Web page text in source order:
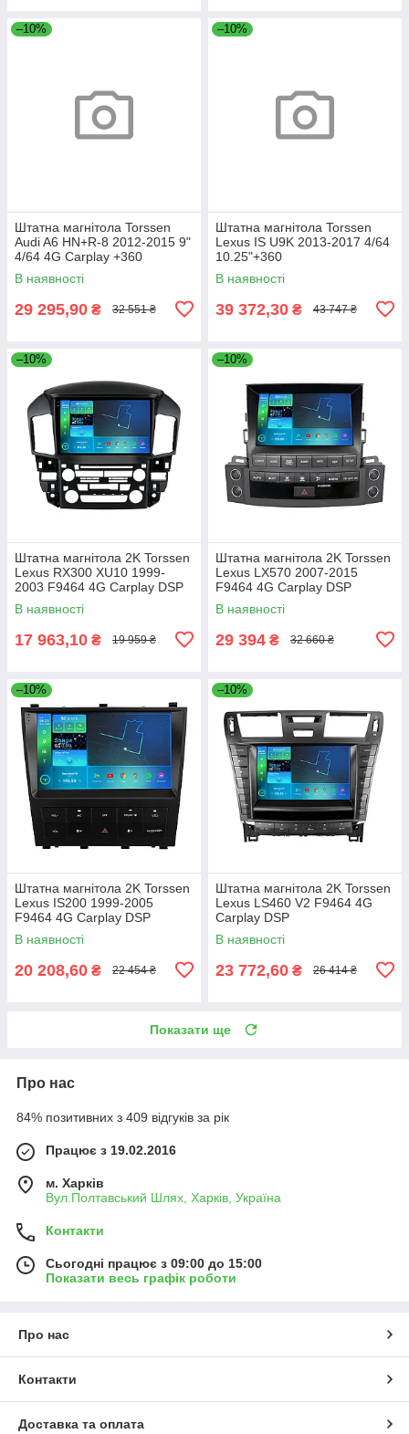
–10%
Штатна магнітола Torssen
Audi A6 HN+R-8 2012-2015 9"
4/64 4G Carplay +360
В наявності
29 295,90 ₴ 32 551 ₴
–10%
Штатна магнітола Torssen
Lexus IS U9K 2013-2017 4/64
10.25"+360
В наявності
39 372,30 ₴ 43 747 ₴
–10%
Штатна магнітола 2K Torssen
Lexus RX300 XU10 1999-
2003 F9464 4G Carplay DSP
В наявності
17 963,10 ₴ 19 959 ₴
–10%
Штатна магнітола 2K Torssen
Lexus LX570 2007-2015
F9464 4G Carplay DSP
В наявності
29 394 ₴ 32 660 ₴
–10%
Штатна магнітола 2K Torssen
Lexus IS200 1999-2005
F9464 4G Carplay DSP
В наявності
20 208,60 ₴ 22 454 ₴
–10%
Штатна магнітола 2K Torssen
Lexus LS460 V2 F9464 4G
Carplay DSP
В наявності
23 772,60 ₴ 26 414 ₴
Показати ще
Про нас
84% позитивних з 409 відгуків за рік
Працює з 19.02.2016
м. Харків
Вул.Полтавський Шлях, Харків, Україна
Контакти
Сьогодні працює з 09:00 до 15:00
Показати весь графік роботи
Про нас
Контакти
Доставка та оплата